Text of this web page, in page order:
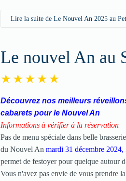
Lire la suite de Le Nouvel An 2025 au
Le nouvel An au
Découvrez nos meilleurs
cabarets pour le Nouvel An
Informations à vérifier à la réservation
Pas de menu spéciale dans belle
du Nouvel Anmardi 31 décembre 2024,
permet de festoyer pour quelque autour
Vous n'avez pas envie de vous prendre